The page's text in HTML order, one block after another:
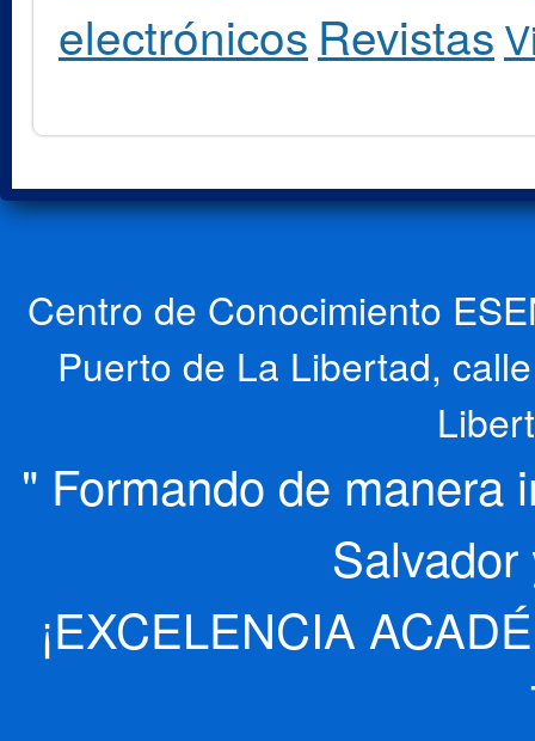
electrónicos Revistas
Centro de Conocimiento
Puerto de La Libertad,
" Formando de manera
¡EXCELENCIA